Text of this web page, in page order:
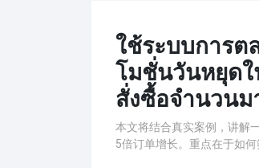
ใช้ระบบการต
โมชั่นวันหยุดใ
สั่งซื้อจำนวนม
本文将结合真实案例，讲解
5倍订单增长。重点在于如